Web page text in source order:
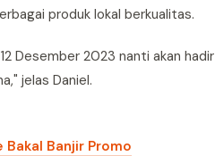
produk lokal berkualitas.
Desember 2023 nanti akan
jelas Daniel.
Bakal Banjir Promo